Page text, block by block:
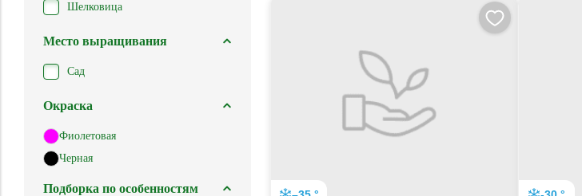
Шелковица
Место выращивания
Сад
Окраска
Фиолетовая
Черная
Подборка по особенностям